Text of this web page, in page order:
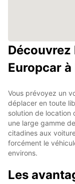
Europcar
Vous prévoyez un
déplacer en toute
solution de location
une large gamme
citadines aux
forcément le
environs.
Les